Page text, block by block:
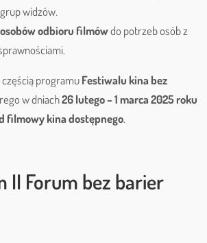
widzów.
odbioru filmówdo potrzeb osób z
programuFestiwalu kina bez
w dniach26 lutego – 1 marca 2025 roku
filmowy kina dostępnego.
II Forum bez barier